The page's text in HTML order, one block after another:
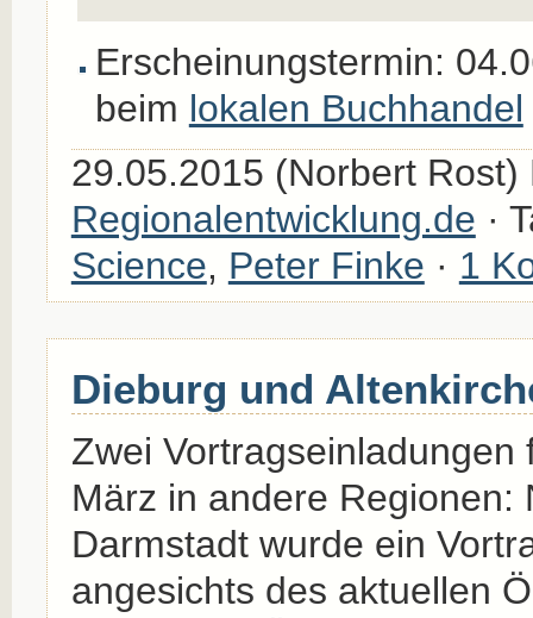
Erscheinungstermin:
beim lokalen Buchhandel
29.05.2015 (Norbert Rost)
Regionalentwicklung.de ·
Science, Peter Finke · 1
Dieburg und
Zwei Vortragseinladungen
März in andere Regionen:
Darmstadt wurde ein
angesichts des aktuellen